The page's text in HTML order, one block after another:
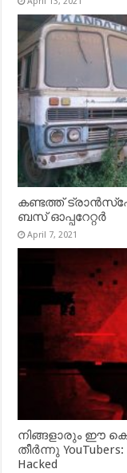
കണ്ടത്ത്
ബസ് ഓപ്പറേറ്റർ
April 7, 2021
നിങ്ങളാരും ഈ
തീർന്നു YouTubers:
Hacked